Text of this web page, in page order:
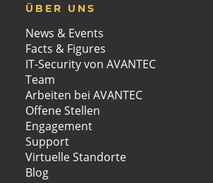
ÜBER UNS
News & Events
Facts & Figures
IT-Security von AVANTEC
Team
Arbeiten bei AVANTEC
Offene Stellen
Engagement
Support
Virtuelle Standorte
Blog